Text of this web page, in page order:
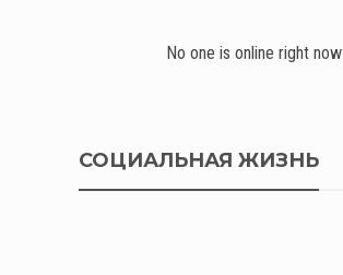
No one is online right now
СОЦИАЛЬНАЯ ЖИЗНЬ